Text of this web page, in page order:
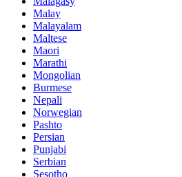
Malay
Malayalam
Maltese
Maori
Marathi
Mongolian
Burmese
Nepali
Norwegian
Pashto
Persian
Punjabi
Serbian
Sesotho